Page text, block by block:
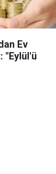
Ev
"Eylül'ü